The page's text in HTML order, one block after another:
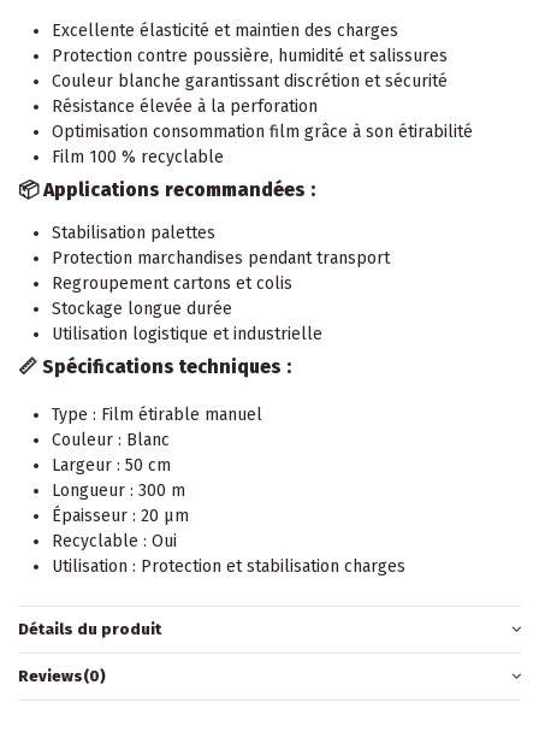
Excellente élasticité et maintien des charges
Protection contre poussière, humidité et salissures
Couleur blanche garantissant discrétion et sécurité
Résistance élevée à la perforation
Optimisation consommation film grâce à son étirabilité
Film 100 % recyclable
📦 Applications recommandées :
Stabilisation palettes
Protection marchandises pendant transport
Regroupement cartons et colis
Stockage longue durée
Utilisation logistique et industrielle
📏 Spécifications techniques :
Type : Film étirable manuel
Couleur : Blanc
Largeur : 50 cm
Longueur : 300 m
Épaisseur : 20 µm
Recyclable : Oui
Utilisation : Protection et stabilisation charges
Détails du produit
Reviews(0)